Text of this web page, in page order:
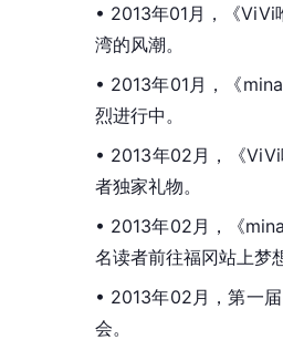
• 2013年01月，《
湾的风潮。
• 2013年01月，《
烈进行中。
• 2013年02月，《
者独家礼物。
• 2013年02月，《
名读者前往福冈站上梦
• 2013年02月，第一
会。